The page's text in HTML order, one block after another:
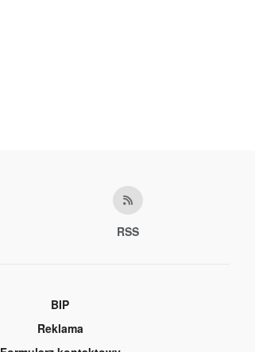
RSS
BIP
Reklama